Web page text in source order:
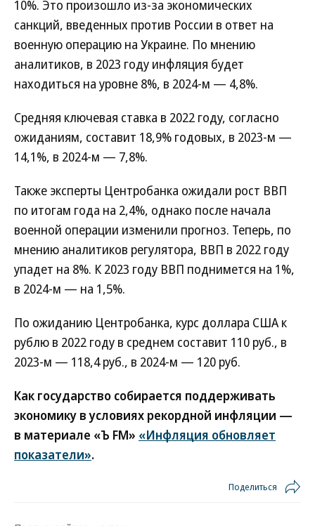
10%. Это произошло из-за экономических
санкций, введенных против России в ответ на
военную операцию на Украине. По мнению
аналитиков, в 2023 году инфляция будет
находиться на уровне 8%, в 2024-м — 4,8%.
Средняя ключевая ставка в 2022 году, согласно
ожиданиям, составит 18,9% годовых, в 2023-м —
14,1%, в 2024-м — 7,8%.
Также эксперты Центробанка ожидали рост ВВП
по итогам года на 2,4%, однако после начала
военной операции изменили прогноз. Теперь, по
мнению аналитиков регулятора, ВВП в 2022 году
упадет на 8%. К 2023 году ВВП поднимется на 1%,
в 2024-м — на 1,5%.
По ожиданию Центробанка, курс доллара США к
рублю в 2022 году в среднем составит 110 руб., в
2023-м — 118,4 руб., в 2024-м — 120 руб.
Как государство собирается поддерживать
экономику в условиях рекордной инфляции —
в материале «Ъ FM» «Инфляция обновляет
показатели».
Поделиться